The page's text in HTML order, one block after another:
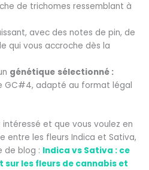
de trichomes ressemblant à
avec des notes de pin, de
qui vous accroche dès la
génétique sélectionné :
GC#4, adapté au format légal
et que vous voulez en
entre les fleurs Indica et Sativa,
de blog : Indica vs Sativa : ce
sur les fleurs de cannabis et